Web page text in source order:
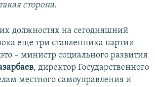
сторона.
должностях на сегодняшний
еще три ставленника партии
– министр социального развития
, директор Государственного
местного самоуправления и